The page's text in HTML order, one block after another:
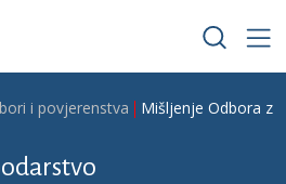
i povjerenstva Mišljenje Odbora